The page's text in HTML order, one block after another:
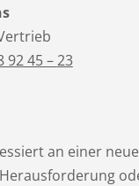
92 45 –23
an einer